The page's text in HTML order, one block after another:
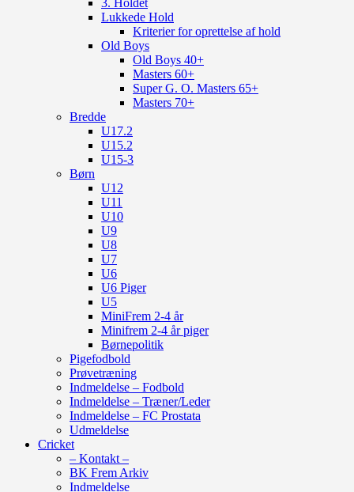
Lukkede Hold
Kriterier for oprettelse af hold
Old Boys
Old Boys 40+
Masters 60+
Super G. O. Masters 65+
Masters 70+
Bredde
U17.2
U15.2
U15-3
Børn
U12
U11
U10
U9
U8
U7
U6
U6 Piger
U5
MiniFrem 2-4 år
Minifrem 2-4 år piger
Børnepolitik
Pigefodbold
Prøvetræning
Indmeldelse – Fodbold
Indmeldelse – Træner/Leder
Indmeldelse – FC Prostata
Udmeldelse
Cricket
– Kontakt –
BK Frem Arkiv
Indmeldelse